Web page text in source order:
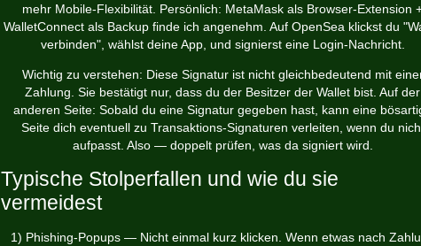
mehr Mobile-Flexibilität. Persönlich: MetaMask als Browser-Extension
WalletConnect als Backup finde ich angenehm. Auf OpenSea klickst du
verbinden", wählst deine App, und signierst eine Login-Nachricht.
Wichtig zu verstehen: Diese Signatur ist nicht gleichbedeutend mit
Zahlung. Sie bestätigt nur, dass du der Besitzer der Wallet bist. Auf der
anderen Seite: Sobald du eine Signatur gegeben hast, kann eine
Seite dich eventuell zu Transaktions-Signaturen verleiten, wenn du
aufpasst. Also — doppelt prüfen, was da signiert wird.
Typische Stolperfallen und wie du sie
vermeidest
1) Phishing-Popups — Nicht einmal kurz klicken. Wenn etwas nach